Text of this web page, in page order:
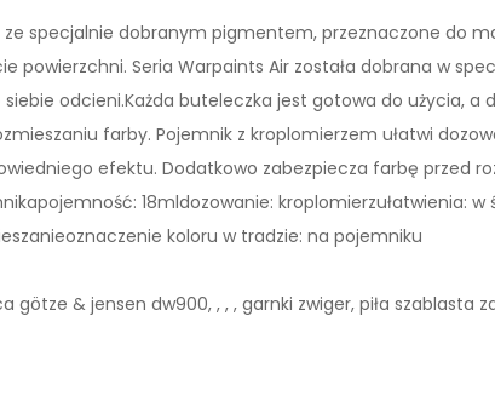
ze specjalnie dobranym pigmentem, przeznaczone do
powierzchni. Seria Warpaints Air została dobrana w
odcieni.Każda buteleczka jest gotowa do użycia, a
farby. Pojemnik z kroplomierzem ułatwi
efektu. Dodatkowo zabezpiecza farbę przed
18mldozowanie: kroplomierzułatwienia: w
koloru w tradzie: na pojemniku
götze & jensen dw900, , , , garnki zwiger, piła szablasta